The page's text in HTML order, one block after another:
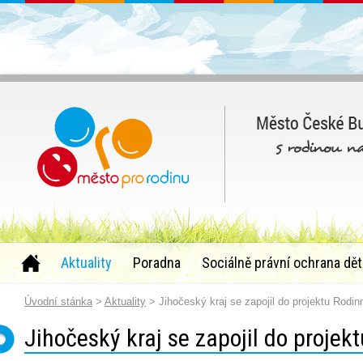
Aktuality Poradna Sociálně právní ochrana
Úvodní stánka > Aktuality > Jihočeský kraj se zapojil do projektu
Jihočeský kraj se zapojil do